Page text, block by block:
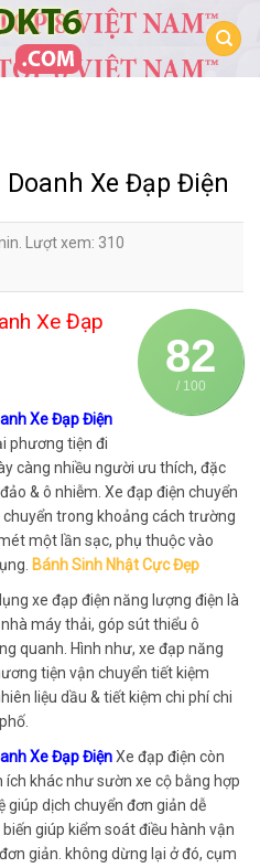
Xe Đạp Điện
Lượt xem: 310
82
/ 100
Xe Đạp
Xe Đạp Điện
phương tiện đi
càng nhiều người ưu thích, đặc
& ô nhiễm. Xe đạp điện chuyển
trong khoảng cách trường
một lần sạc, phụ thuộc vào
Bánh Sinh Nhật Cực Đẹp
xe đạp điện năng lượng điện là
máy thải, góp sút thiểu ô
quanh. Hình như, xe đạp năng
tiện vận chuyển tiết kiệm
liệu dầu & tiết kiệm chi phí chi
Xe Đạp ĐiệnXe đạp điện còn
khác như sườn xe cộ bằng hợp
giúp dịch chuyển đơn giản dễ
giúp kiểm soát điều hành vận
giản. không dừng lại ở đó, cụm